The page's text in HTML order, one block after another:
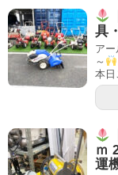
具
ア
～
本日
ｍ
運